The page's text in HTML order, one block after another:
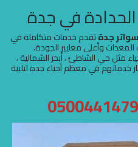
في جدة
جدةتقدم خدمات متكاملة في
وأعلى معايير الجودة.
حي الشاطئ ، أبحر الشمالية ،
خدماتهم في معظم أحياء جدة لتلبية